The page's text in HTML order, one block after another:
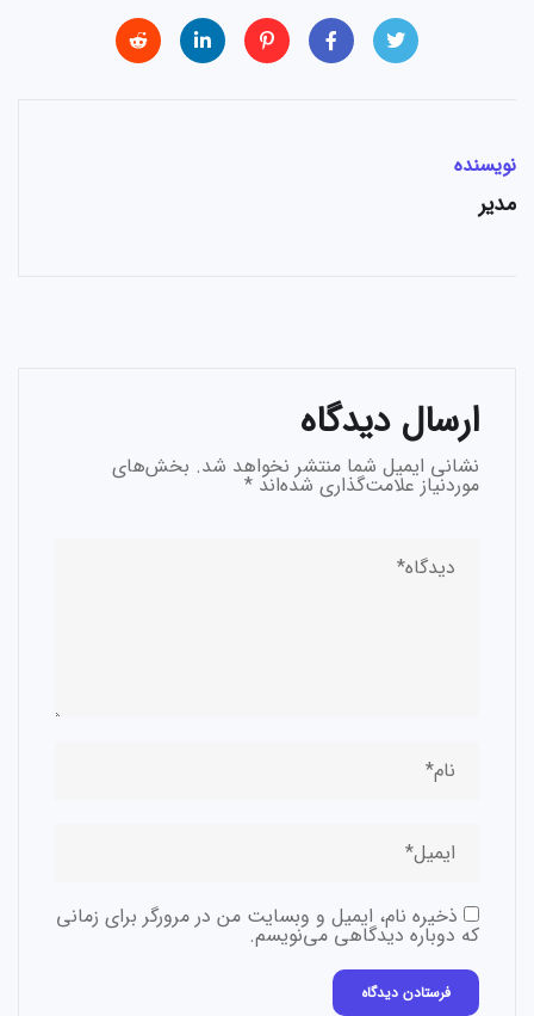
نویسنده
مدیر
ارسال دیدگاه
نشانی ایمیل شما منتشر نخواهد شد. بخش‌های
موردنیاز علامت‌گذاری شده‌اند *
ذخیره نام، ایمیل و وبسایت من در مرورگر برای زمانی
که دوباره دیدگاهی می‌نویسم.